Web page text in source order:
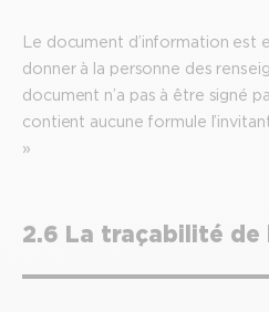
Le document d’information est
donner à la personne des
document n’a pas à être signé
contient aucune formule
»
2.6 La traçabilité de